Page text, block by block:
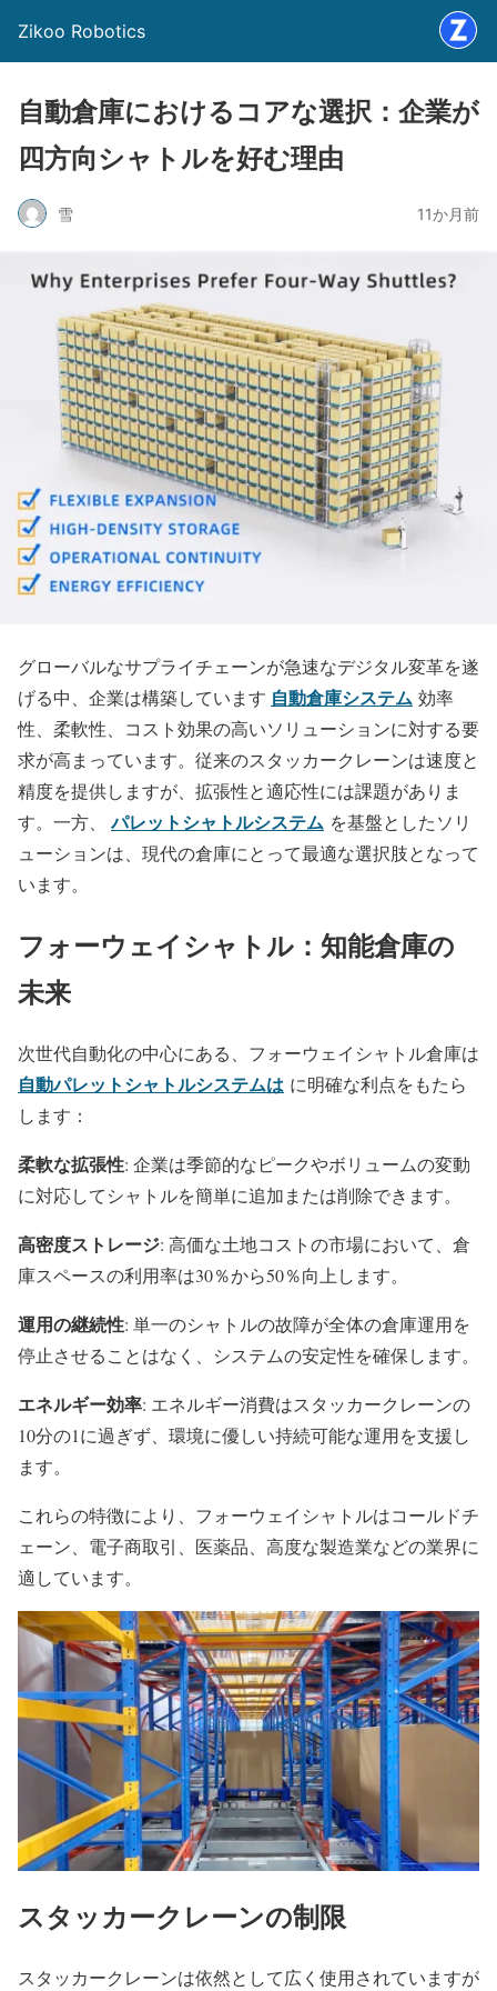
Zikoo Robotics
自動倉庫におけるコアな選択：企業が
四方向シャトルを好む理由
雪 11か月前
グローバルなサプライチェーンが急速なデジタル変革を遂
げる中、企業は構築しています 自動倉庫システム 効率
性、柔軟性、コスト効果の高いソリューションに対する要
求が高まっています。従来のスタッカークレーンは速度と
精度を提供しますが、拡張性と適応性には課題がありま
す。一方、パレットシャトルシステム を基盤としたソリ
ューションは、現代の倉庫にとって最適な選択肢となって
います。
フォーウェイシャトル：知能倉庫の
未来
次世代自動化の中心にある、フォーウェイシャトル倉庫は
自動パレットシャトルシステムは に明確な利点をもたら
します：
柔軟な拡張性: 企業は季節的なピークやボリュームの変動
に対応してシャトルを簡単に追加または削除できます。
高密度ストレージ: 高価な土地コストの市場において、倉
庫スペースの利用率は30％から50％向上します。
運用の継続性: 単一のシャトルの故障が全体の倉庫運用を
停止させることはなく、システムの安定性を確保します。
エネルギー効率: エネルギー消費はスタッカークレーンの
10分の1に過ぎず、環境に優しい持続可能な運用を支援し
ます。
これらの特徴により、フォーウェイシャトルはコールドチ
ェーン、電子商取引、医薬品、高度な製造業などの業界に
適しています。
スタッカークレーンの制限
スタッカークレーンは依然として広く使用されていますが